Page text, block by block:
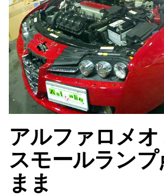
アルファロメ
スモールランプ
まま